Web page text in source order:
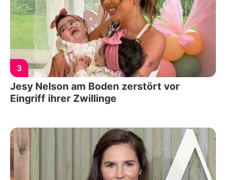
3
Jesy Nelson am Boden zerstört vor
Eingriff ihrer Zwillinge